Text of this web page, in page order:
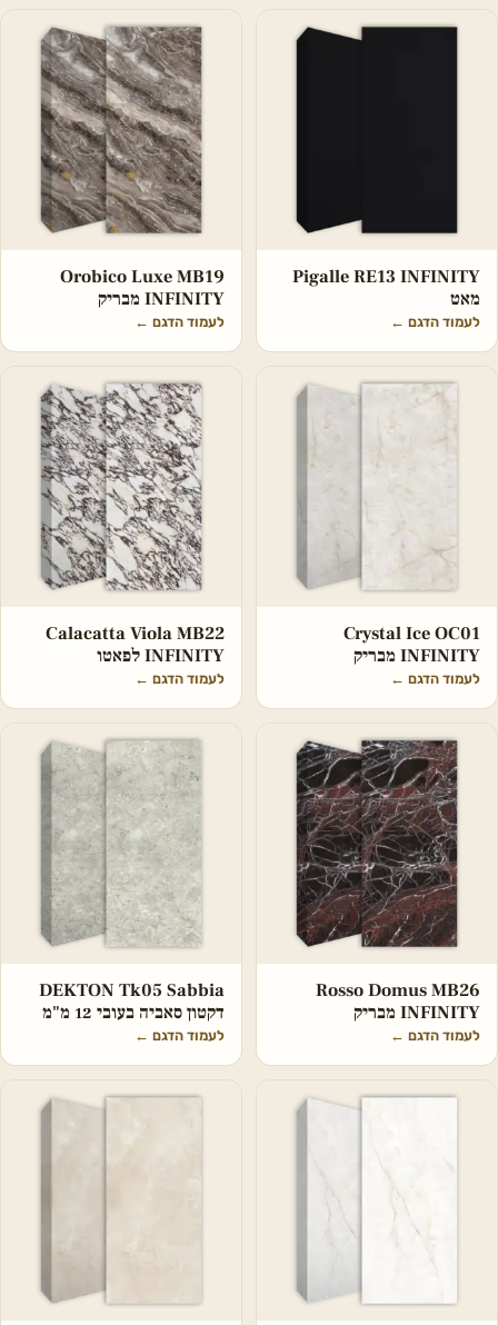
Pigalle RE13 INFINITY
מאט
לעמוד הדגם ←
Orobico Luxe MB19
INFINITY מבריק
לעמוד הדגם ←
Crystal Ice OC01
INFINITY מבריק
לעמוד הדגם ←
Calacatta Viola MB22
INFINITY לפאטו
לעמוד הדגם ←
Rosso Domus MB26
INFINITY מבריק
לעמוד הדגם ←
DEKTON Tk05 Sabbia
דקטון סאביה בעובי 12 מ"מ
לעמוד הדגם ←